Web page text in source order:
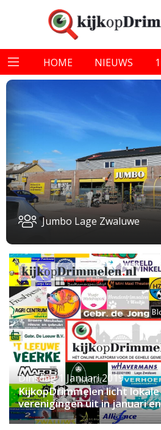
HOME NIEUWS
Jumbo Lage Zwaluwe
Dinsdag 1 Januari 2019
KijkopDrimmelen licht
verenigingen uit in januari